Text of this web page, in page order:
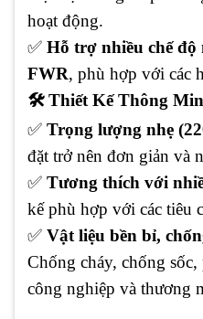
hoạt động.
✅ Hỗ trợ nhiều chế độ
FWR, phù hợp với các
🛠️ Thiết Kế Thông
✅ Trọng lượng nhẹ
đặt trở nên đơn giản và
✅ Tương thích với
kế phù hợp với các tiêu
✅ Vật liệu bền bỉ,
Chống cháy, chống
công nghiệp và thương